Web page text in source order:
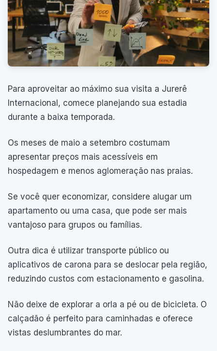
Para aproveitar ao máximo sua visita a Jurerê
Internacional, comece planejando sua estadia
durante a baixa temporada.
Os meses de maio a setembro costumam
apresentar preços mais acessíveis em
hospedagem e menos aglomeração nas praias.
Se você quer economizar, considere alugar um
apartamento ou uma casa, que pode ser mais
vantajoso para grupos ou famílias.
Outra dica é utilizar transporte público ou
aplicativos de carona para se deslocar pela região,
reduzindo custos com estacionamento e gasolina.
Não deixe de explorar a orla a pé ou de bicicleta. O
calçadão é perfeito para caminhadas e oferece
vistas deslumbrantes do mar.